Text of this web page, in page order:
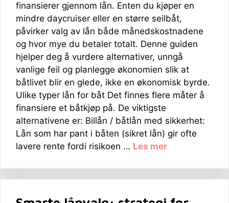
finansierer gjennom lån. Enten du kjøper en
mindre daycruiser eller en større seilbåt,
påvirker valg av lån både månedskostnadene
og hvor mye du betaler totalt. Denne guiden
hjelper deg å vurdere alternativer, unngå
vanlige feil og planlegge økonomien slik at
båtlivet blir en glede, ikke en økonomisk byrde.
Ulike typer lån for båt Det finnes flere måter å
finansiere et båtkjøp på. De viktigste
alternativene er: Billån / båtlån med sikkerhet:
Lån som har pant i båten (sikret lån) gir ofte
lavere rente fordi risikoen … Les mer